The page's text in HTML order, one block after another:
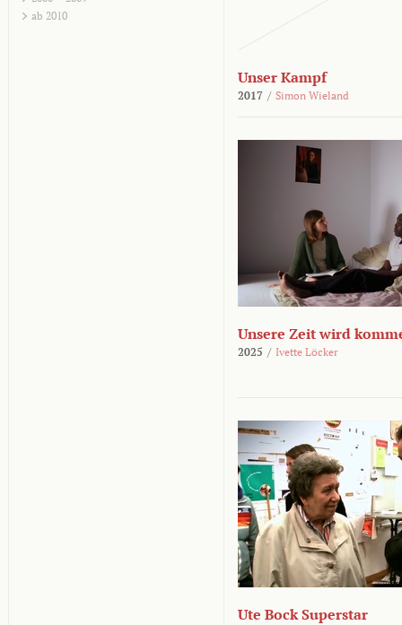
ab 2010
Unser Kampf
2017 / Simon Wieland
Unsere Zeit wird
2025 / Ivette Löcker
Ute Bock Superstar